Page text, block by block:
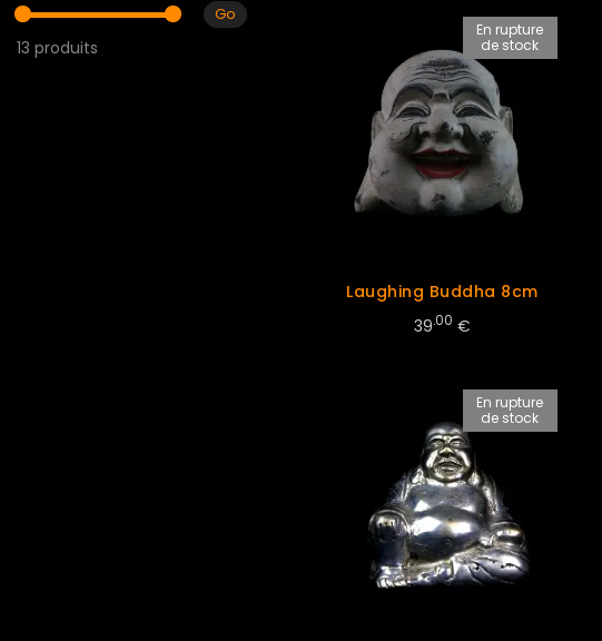
En rupture
de stock
Laughing Buddha 8cm
39.00 €
En rupture
de stock
Go
13 produits